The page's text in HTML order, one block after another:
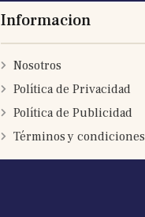
Informacion
Nosotros
Política de Privacidad
Política de Publicidad
Términos y condiciones